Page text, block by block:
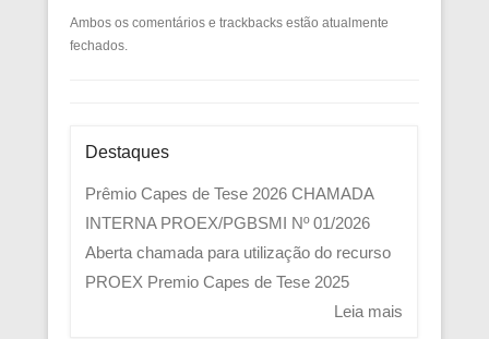
Ambos os comentários e trackbacks estão atualmente
fechados.
Destaques
Prêmio Capes de Tese 2026 CHAMADA
INTERNA PROEX/PGBSMI Nº 01/2026
Aberta chamada para utilização do recurso
PROEX Premio Capes de Tese 2025
Leia mais